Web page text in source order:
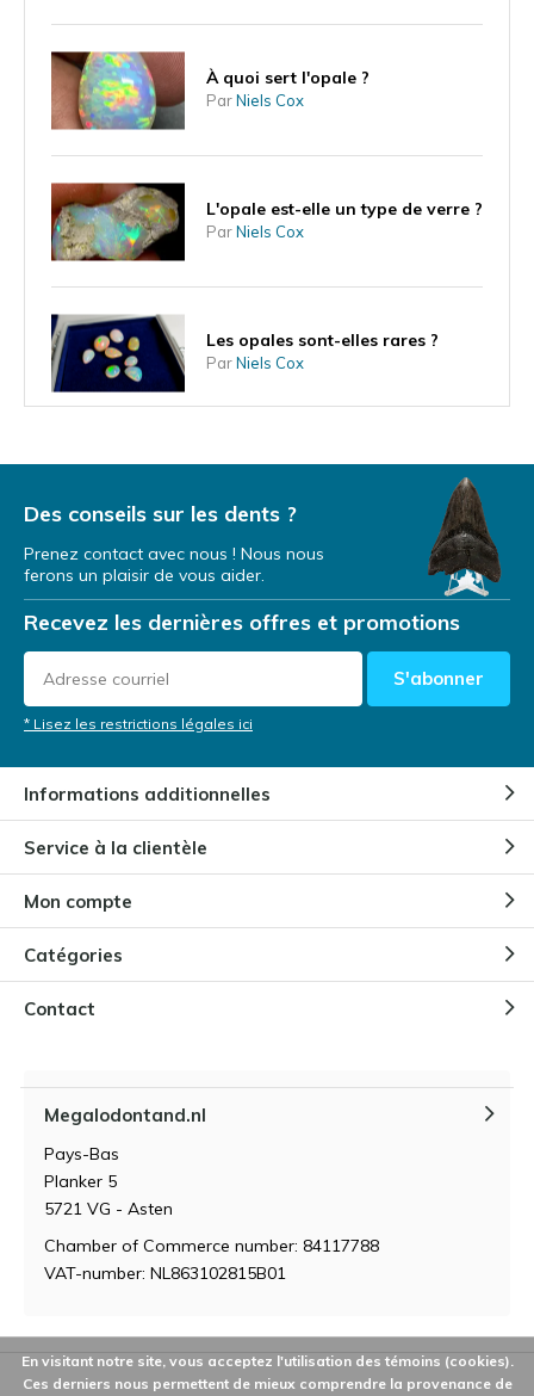
À quoi sert l'opale ?
ParNiels Cox
L'opale est-elle un type de verre ?
ParNiels Cox
Les opales sont-elles rares ?
ParNiels Cox
Une opale peut-elle entrer en
ParNiels
Comment se forment les opales ?
ParNiels
Comment l'opale doit-elle son
Des conseils sur les dents ?
Prenez contact avec nous ! Nous nous
ferons un plaisir de vous aider.
Recevez les dernières offres et promotions
S'abonner
* Lisez les restrictions légales ici
Informations additionnelles
Service à la clientèle
Mon compte
Catégories
Contact
Megalodontand.nl
Pays-Bas
Planker 5
5721 VG - Asten
Chamber of Commerce number: 84117788
VAT-number: NL863102815B01
En visitant notre site, vous acceptez l'utilisation des témoins (cookies).
Ces derniers nous permettent de mieux comprendre la provenance de